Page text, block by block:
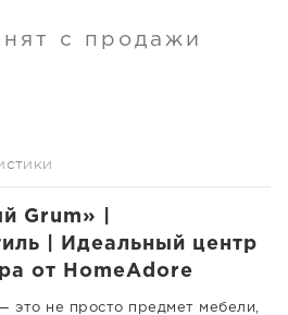
с продажи
Grum» |
| Идеальный центр
от HomeAdore
это не просто предмет мебели,